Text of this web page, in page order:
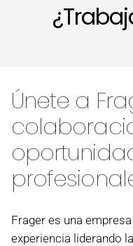
Únete a
Frager es una
experiencia liderando